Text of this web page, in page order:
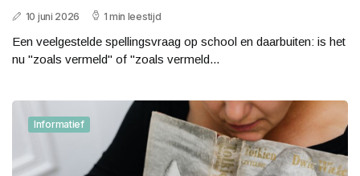
10 juni 2026 1 min leestijd
Een veelgestelde spellingsvraag op school en daarbuiten: is het
nu "zoals vermeld" of "zoals vermeld...
Informatief